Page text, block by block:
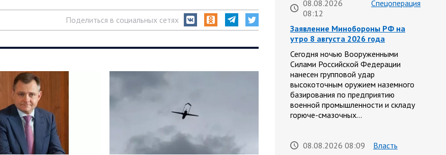
Поделиться в социальных сетях
08.08.2026
08:12
Спецоперация
Заявление Минобороны РФ на
утро 8 августа 2026 года
Сегодня ночью Вооруженными
Силами Российской Федерации
нанесен групповой удар
высокоточным оружием наземного
базирования по предприятию
военной промышленности и складу
горюче-смазочных…
08.08.2026 08:09
Власть